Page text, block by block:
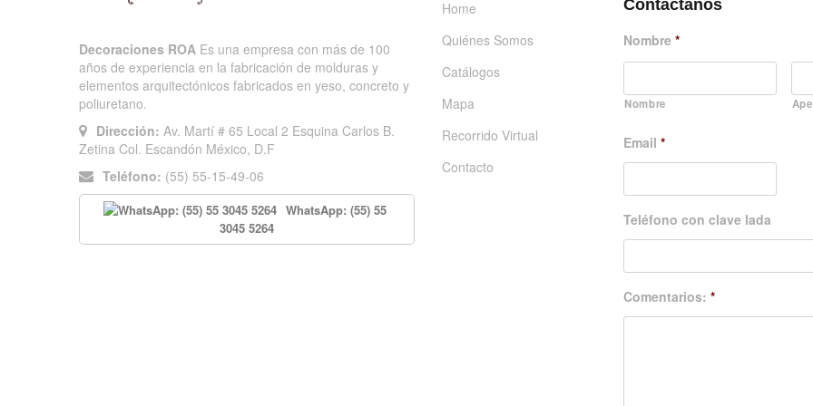
Decoraciones ROA Es una empresa con más de 100
años de experiencia en la fabricación de molduras y
elementos arquitectónicos fabricados en yeso, concreto y
poliuretano.
Dirección: Av. Martí # 65 Local 2 Esquina Carlos B.
Zetina Col. Escandón México, D.F
Teléfono: (55) 55-15-49-06
WhatsApp: (55) 55
3045 5264
Home
Quiénes Somos
Catálogos
Mapa
Recorrido Virtual
Contacto
Contáctanos
Nombre *
Nombre
Email *
Teléfono con clave lada
Comentarios: *